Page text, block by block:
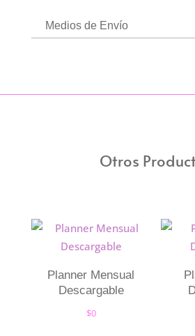
Medios de Envío
Otros
Planner Mensual
Descargable
$0